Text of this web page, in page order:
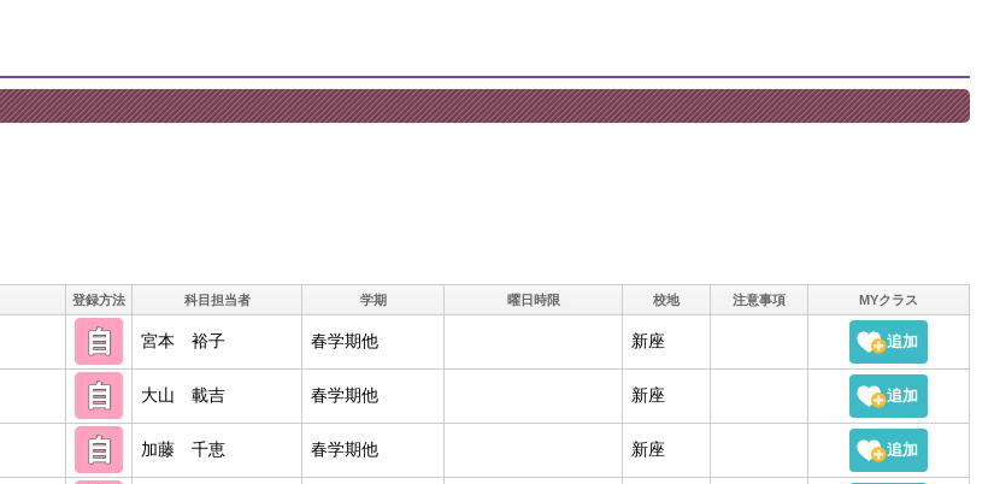
登録方法 科目担当者 学期 曜日時限 校地 注意事項 MYクラス
宮本 裕子 春学期他 新座
大山 載吉 春学期他 新座
加藤 千恵 春学期他 新座